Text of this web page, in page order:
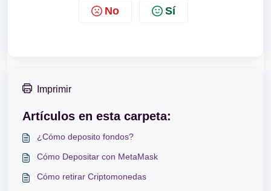
No Sí
Imprimir
Artículos en esta carpeta:
¿Cómo deposito fondos?
Cómo Depositar con MetaMask
Cómo retirar Criptomonedas